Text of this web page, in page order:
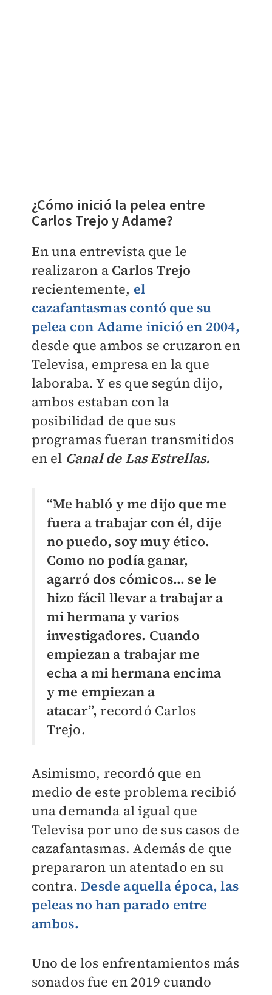
​¿Cómo inició la pelea entre
Carlos Trejo y Adame?
En una entrevista que le
realizaron aCarlos Trejo
recientemente, el
cazafantasmas contó que su
pelea con Adame inició en 2004,
desde que ambos se cruzaron en
Televisa, empresa en la que
laboraba. Y es que según dijo,
ambos estaban con la
posibilidad de que sus
programas fueran transmitidos
en el Canal de Las Estrellas.
“Me habló y me dijo que me
fuera a trabajar con él, dije
no puedo, soy muy ético.
Como no podía ganar,
agarró dos cómicos… se le
hizo fácil llevar a trabajar a
mi hermana y varios
investigadores. Cuando
empiezan a trabajar me
echa a mi hermana encima
y me empiezan a
atacar”,recordó Carlos
Trejo.
Asimismo, recordó que en
medio de este problema recibió
una demanda al igual que
Televisa por uno de sus casos de
cazafantasmas. Además de que
prepararon un atentado en su
contra.Desde aquella época, las
peleas no han parado entre
ambos.
Uno de los enfrentamientos más
sonados fue en 2019 cuando